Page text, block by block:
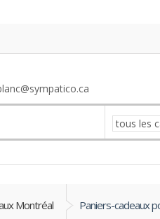
Montréal Paniers-cadeaux